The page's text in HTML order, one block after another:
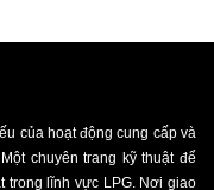
của hoạt động cung cấp và
chuyên trang kỹ thuật để
trong lĩnh vực LPG. Nơi giao